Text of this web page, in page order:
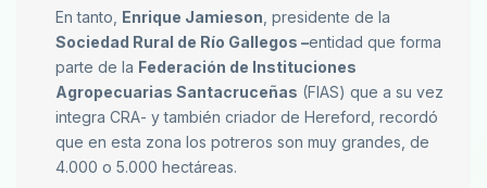
En tanto, Enrique Jamieson , presidente de la
Sociedad Rural de Río Gallegos –entidad que forma
parte de la Federación de Instituciones
Agropecuarias Santacruceñas (FIAS) que a su vez
integra CRA- y también criador de Hereford, recordó
que en esta zona los potreros son muy grandes, de
4.000 o 5.000 hectáreas.